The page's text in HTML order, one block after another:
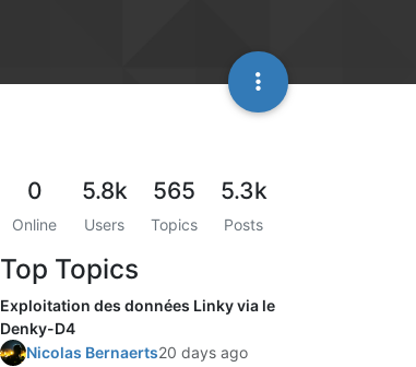
0
Online
5.8k
Users
565
Topics
5.3k
Posts
Top Topics
Exploitation des données Linky via le
Denky-D4
Nicolas Bernaerts20 days ago